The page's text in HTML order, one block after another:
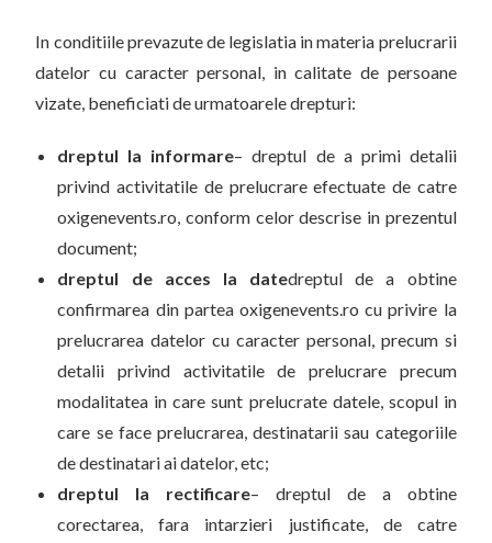
In conditiile prevazute de legislatia in materia prelucrarii
datelor cu caracter personal, in calitate de persoane
vizate, beneficiati de urmatoarele drepturi:
dreptul la informare– dreptul de a primi detalii
privind activitatile de prelucrare efectuate de catre
oxigenevents.ro, conform celor descrise in prezentul
document;
dreptul de acces la datedreptul de a obtine
confirmarea din partea oxigenevents.ro cu privire la
prelucrarea datelor cu caracter personal, precum si
detalii privind activitatile de prelucrare precum
modalitatea in care sunt prelucrate datele, scopul in
care se face prelucrarea, destinatarii sau categoriile
de destinatari ai datelor, etc;
dreptul la rectificare– dreptul de a obtine
corectarea, fara intarzieri justificate, de catre